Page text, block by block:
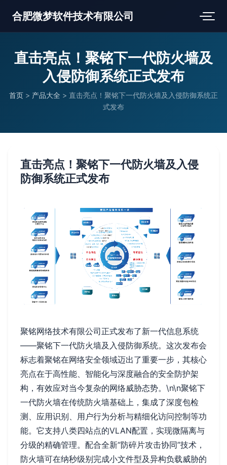
合肥微梦软件技术有限公司
直击亮点！聚铭下一代防火墙及
入侵防御系统正式发布
首页 > 产品大全 > 直击亮点！聚铭下一代防火墙及入侵防御系统正
式发布
直击亮点！聚铭下一代防火墙及入侵
防御系统正式发布
聚铭网络技术有限公司正式发布了新一代信息系统
——聚铭下一代防火墙及入侵防御系统。这次发布会
标志着聚铭在网络安全领域迈出了重要一步，其核心
亮点在于高性能、智能化与深度融合的安全防护架
构，有效应对当今复杂的网络威胁态势。\n\n聚铭下
一代防火墙在传统防火墙基础上，集成了深度包检
测、应用识别、用户行为分析与精细化访问控制等功
能。它支持八类四站点的VLAN配置，实现微隔离与
分级的精确管理。配合全新“防碎片攻击协同”技术，
防火墙可在纳秒级别完成小文件型及异构负载威胁的